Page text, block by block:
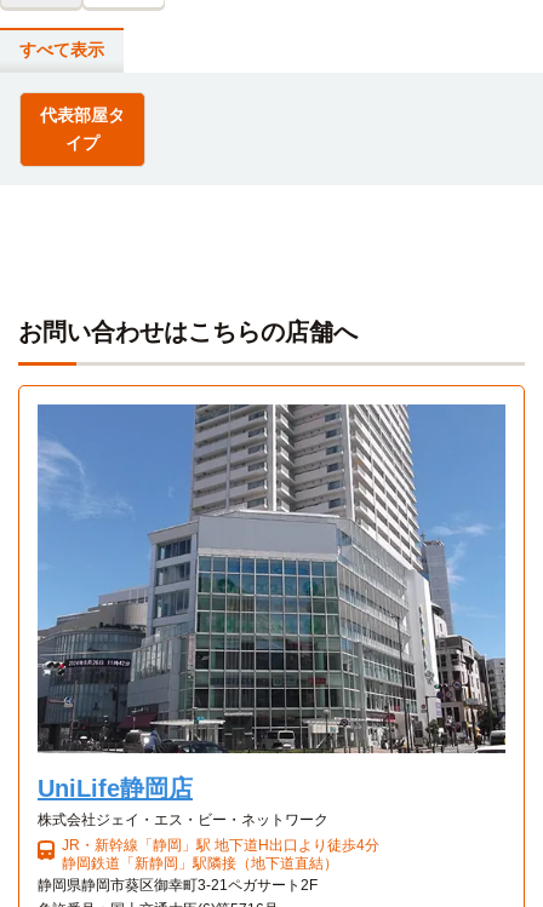
すべて表示
代表部屋タ
イプ
お問い合わせはこちらの店舗へ
UniLife静岡店
株式会社ジェイ・エス・ビー・ネットワーク
JR・新幹線「静岡」駅 地下道H出口より徒歩4分
静岡鉄道「新静岡」駅隣接（地下道直結）
静岡県静岡市葵区御幸町3-21ペガサート2F